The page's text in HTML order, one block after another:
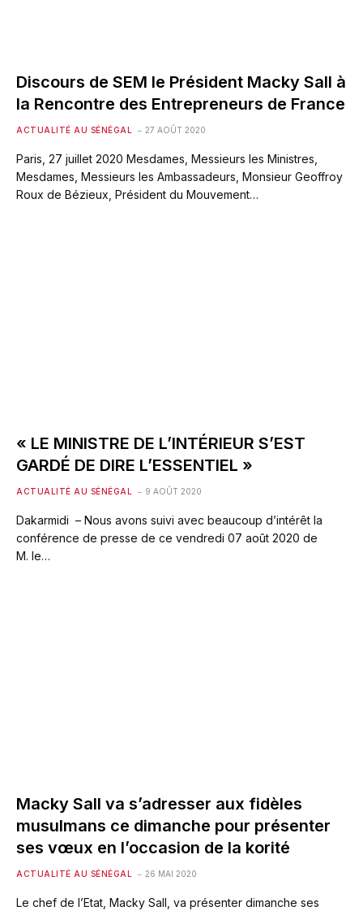
Discours de SEM le Président Macky Sall à
la Rencontre des Entrepreneurs de France
ACTUALITÉ AU SÉNÉGAL 27 AOÛT 2020
Paris, 27 juillet 2020 Mesdames, Messieurs les Ministres,
Mesdames, Messieurs les Ambassadeurs, Monsieur Geoffroy
Roux de Bézieux, Président du Mouvement…
« LE MINISTRE DE L’INTÉRIEUR S’EST
GARDÉ DE DIRE L’ESSENTIEL »
ACTUALITÉ AU SÉNÉGAL 9 AOÛT 2020
Dakarmidi – Nous avons suivi avec beaucoup d’intérêt la
conférence de presse de ce vendredi 07 août 2020 de
M. le…
Macky Sall va s’adresser aux fidèles
musulmans ce dimanche pour présenter
ses vœux en l’occasion de la korité
ACTUALITÉ AU SÉNÉGAL 26 MAI 2020
Le chef de l’Etat, Macky Sall, va présenter dimanche ses